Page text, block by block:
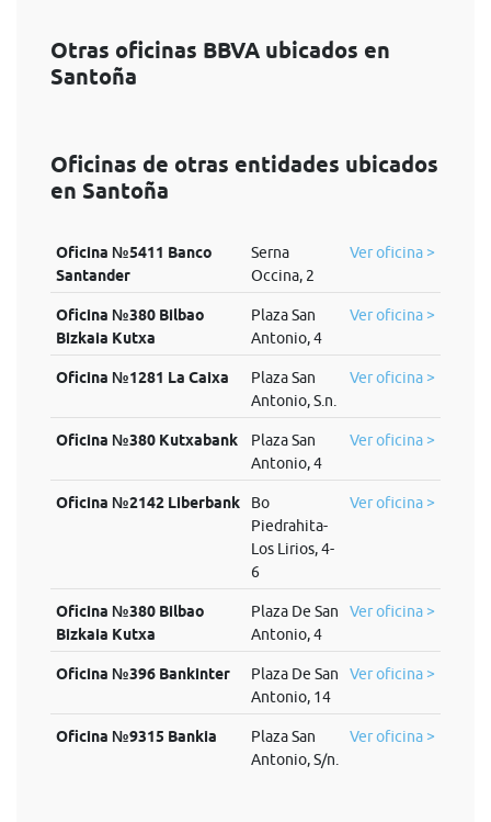
Otras oficinas BBVA ubicados en
Santoña
Oficinas de otras entidades ubicados
en Santoña
Oficina №5411 Banco
Santander
Serna
Occina, 2
Ver oficina >
Oficina №380 Bilbao
Bizkaia Kutxa
Plaza San
Antonio, 4
Ver oficina >
Oficina №1281 La Caixa
Plaza San
Antonio, S.n.
Ver oficina >
Oficina №380 Kutxabank
Plaza San
Antonio, 4
Ver oficina >
Oficina №2142 Liberbank
Bo
Piedrahita-
Los Lirios, 4-
6
Ver oficina >
Oficina №380 Bilbao
Bizkaia Kutxa
Plaza De San
Antonio, 4
Ver oficina >
Oficina №396 Bankinter
Plaza De San
Antonio, 14
Ver oficina >
Oficina №9315 Bankia
Plaza San
Antonio, S/n.
Ver oficina >